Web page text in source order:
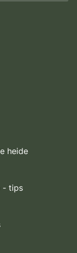
heide
- tips